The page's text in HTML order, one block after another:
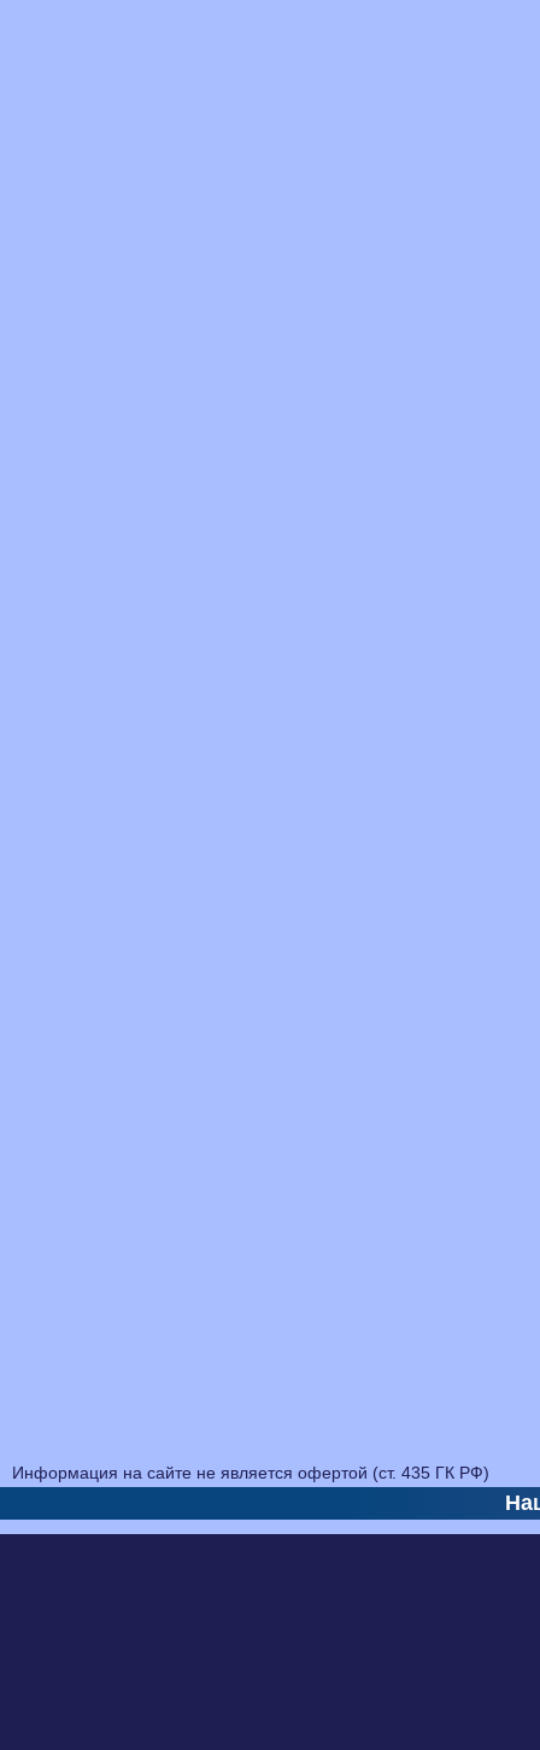
Информация на сайте не является офертой (ст. 435 ГК РФ)